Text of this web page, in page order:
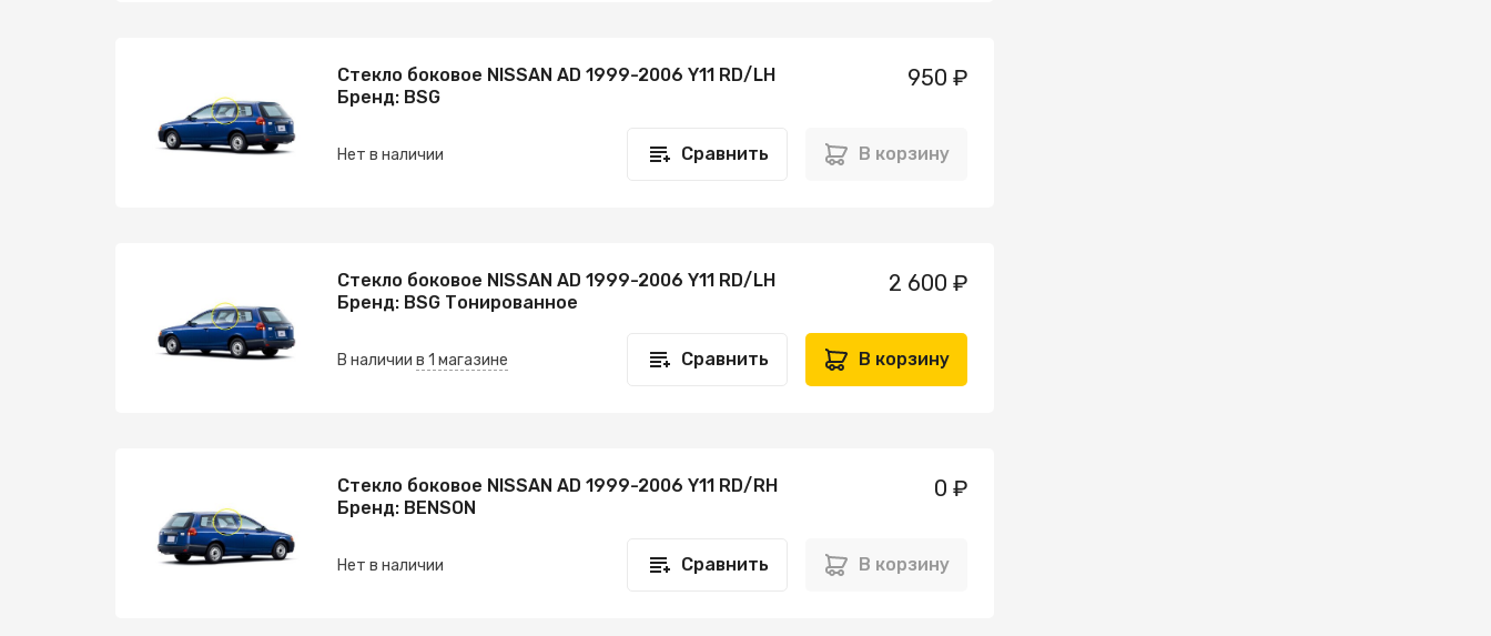
Стекло боковое NISSAN AD 1999-2006 Y11 RD/LH
Бренд: BSG
950 ₽
Нет в наличии Сравнить В корзину
Стекло боковое NISSAN AD 1999-2006 Y11 RD/LH
Бренд: BSG Тонированное
2 600 ₽
В наличии в 1 магазине Сравнить В корзину
Стекло боковое NISSAN AD 1999-2006 Y11 RD/RH
Бренд: BENSON
0 ₽
Нет в наличии Сравнить В корзину